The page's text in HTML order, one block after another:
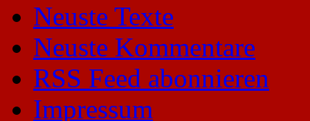
Neuste Texte
Neuste Kommentare
RSS Feed abonnieren
Impressum